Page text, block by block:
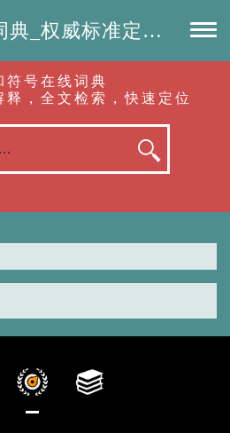
标准化术语符号词典_权威标准定义_专业词汇查询-认准啦（RenZhunLa.com）
符号在线词典
释，全文检索，快速定位